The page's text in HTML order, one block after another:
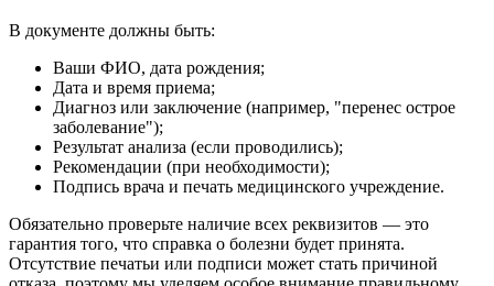
В документе должны быть:
Ваши ФИО, дата рождения;
Дата и время приема;
Диагноз или заключение (например, "перенес острое
заболевание");
Результат анализа (если проводились);
Рекомендации (при необходимости);
Подпись врача и печать медицинского учреждение.
Обязательно проверьте наличие всех реквизитов — это
гарантия того, что справка о болезни будет принята.
Отсутствие печатьи или подписи может стать причиной